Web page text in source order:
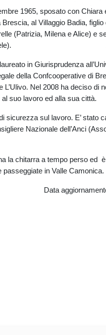
1965, sposato con Chiara
al Villaggio Badia, figlio
(Patrizia, Milena e Alice) e
in Giurisprudenza
della Confcooperative di
Nel 2008 ha deciso di
suo lavoro ed alla sua città.
sicurezza sul lavoro. E’ stato
Nazionale dell’Anci
la chitarra a tempo perso ed
in Valle Camonica.
Data